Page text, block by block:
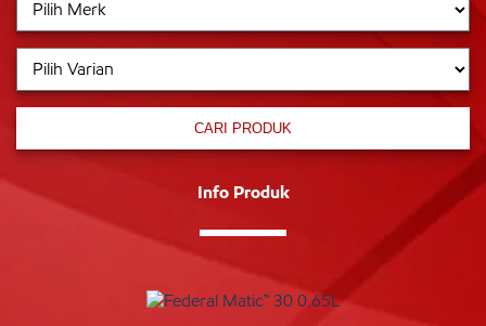
CARI PRODUK
Info Produk